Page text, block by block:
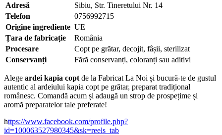
Adresă
Sibiu, Str. Tineretului Nr. 14
Telefon
0756992715
Origine ingrediente UE
Țara de fabricație
România
Procesare
Copt pe grătar, decojit, fâșii, sterilizat
Conservanți
Fără conservanți, coloranți sau aditivi
Alege ardei kapia copt de la Fabricat La Noi și bucură-te de gustul
autentic al ardeiului kapia copt pe grătar, preparat tradițional
românesc. Comandă acum și adaugă un strop de prospețime și
aromă preparatelor tale preferate!
https://www.facebook.com/profile.php?
id=100063527980345&sk=reels_tab